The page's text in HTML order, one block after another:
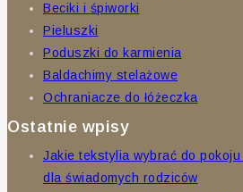
Beciki i śpiworki
Pieluszki
Poduszki do karmienia
Baldachimy stelażowe
Ochraniacze do łóżeczka
Ostatnie wpisy
Jakie tekstylia wybrać do
dla świadomych rodziców